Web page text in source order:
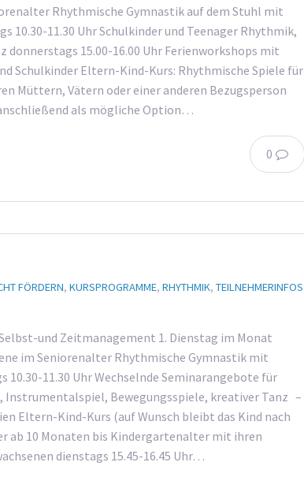
Rhythmische Gymnastik auf dem Stuhl mit
10.30-11.30 Uhr Schulkinder und Teenager Rhythmik,
15.00-16.00 Uhr Ferienworkshops mit
Schulkinder Eltern-Kind-Kurs: Rhythmische Spiele für
Müttern, Vätern oder einer anderen Bezugsperson
als mögliche Option…
0
FÖRDERN, KURSPROGRAMME, RHYTHMIK, TEILNEHMERINFOS
und Zeitmanagement 1. Dienstag im Monat
im Seniorenalter Rhythmische Gymnastik mit
11.30 Uhr Wechselnde Seminarangebote für
Instrumentalspiel, Bewegungsspiele, kreativer Tanz –
Eltern-Kind-Kurs (auf Wunsch bleibt das Kind nach
ab 10 Monaten bis Kindergartenalter mit ihren
dienstags 15.45-16.45 Uhr…